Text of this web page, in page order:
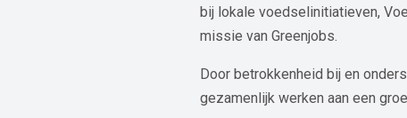
bij lokale voedselinitiatieven,
missie van Greenjobs.
Door betrokkenheid bij en
gezamenlijk werken aan een